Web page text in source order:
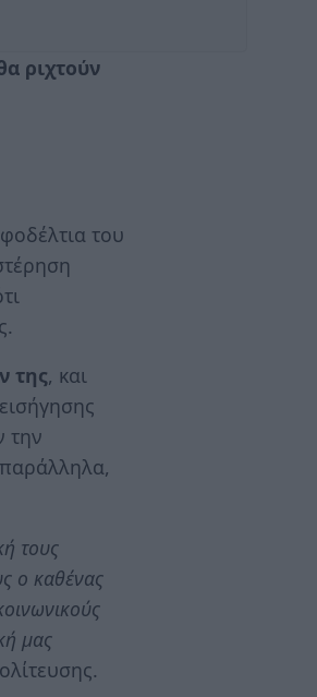
ριχτούν
του
της, και
την
τους
ο καθένας
μας